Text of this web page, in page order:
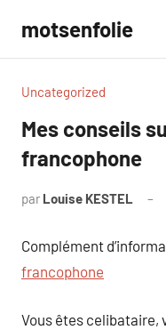
contenu
motsenfolie
Uncategorized
Mes conseils
francophone
par Louise KESTEL
Complément
francophone
Vous êtes celibataire,